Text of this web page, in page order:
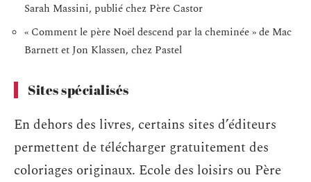
Sarah Massini, publié chez Père Castor
« Comment le père Noël descend par la cheminée » de Mac
Barnett et Jon Klassen, chez Pastel
Sites spécialisés
En dehors des livres, certains sites d’éditeurs
permettent de télécharger gratuitement des
coloriages originaux. Ecole des loisirs ou Père